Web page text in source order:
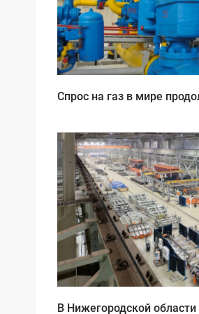
Спрос на газ в мире
В Нижегородской